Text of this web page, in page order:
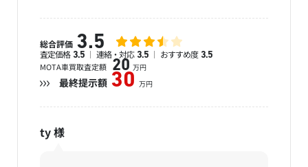
総合評価 3.5
査定価格 3.5 連絡・対応 3.5 おすすめ度 3.5
MOTA車買取査定額 20 万円
最終提示額 30 万円
ty様